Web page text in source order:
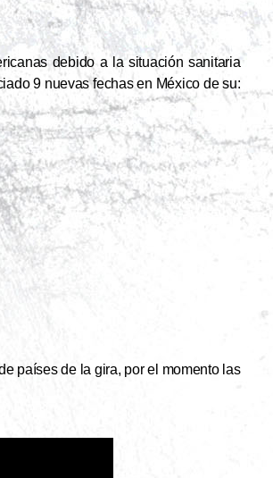
debido a la situación sanitaria
9 nuevas fechas en México de su:
países de la gira, por el momento las